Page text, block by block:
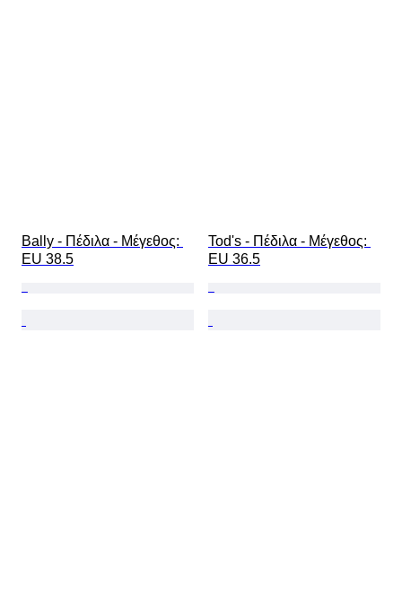
Bally - Πέδιλα - Mέγεθος:
EU 38.5
Tod's - Πέδιλα - Mέγεθος:
EU 36.5